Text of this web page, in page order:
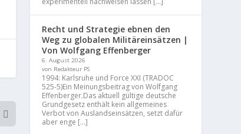
Recht und Strategie ebnen den
Weg zu globalen Militäreinsätzen |
Von Wolfgang Effenberger
6. August 2026
von Redakteur PS
1994: Karlsruhe und Force XXI (TRADOC
525-5)Ein Meinungsbeitrag von Wolfgang
Effenberger.Das aktuell gültige deutsche
Grundgesetz enthält kein allgemeines
Verbot von Auslandseinsätzen, setzt dafür
aber enge […]